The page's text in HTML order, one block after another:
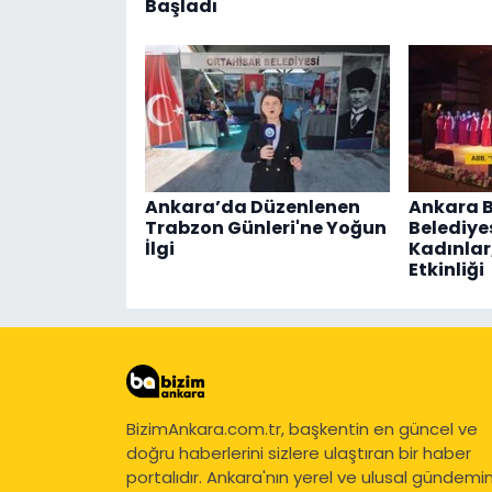
Başladı
Ankara’da Düzenlenen
Trabzon Günleri'ne Yoğun
İlgi
Ankara
Etkinliği
BizimAnkara.com.tr, başkentin en güncel ve
doğru haberlerini sizlere ulaştıran bir haber
portalıdır. Ankara'nın yerel ve ulusal